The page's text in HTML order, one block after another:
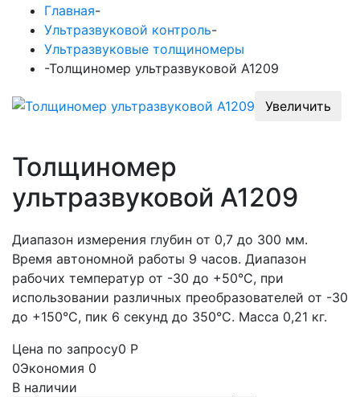
Главная-
Ультразвуковой контроль-
Ультразвуковые толщиномеры
-Толщиномер ультразвуковой А1209
Увеличить
Толщиномер
ультразвуковой А1209
Диапазон измерения глубин от 0,7 до 300 мм.
Время автономной работы 9 часов. Диапазон
рабочих температур от -30 до +50°С, при
использовании различных преобразователей от -30
до +150°С, пик 6 секунд до 350°С. Масса 0,21 кг.
Цена по запросу0 Р
0Экономия 0
В наличии